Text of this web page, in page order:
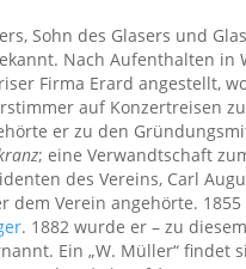
Sohn des Glasers und
Nach Aufenthalten in
Firma Erard angestellt,
auf Konzertreisen
er zu den
; eine Verwandtschaft
des Vereins, Carl
dem Verein angehörte.
. 1882 wurde er – zu
Ein „W. Müller“ findet